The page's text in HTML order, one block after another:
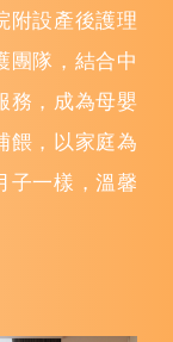
附設產後護理
團隊，結合中
務，成為母嬰
餵，以家庭為
子一樣，溫馨